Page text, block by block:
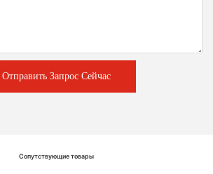
Отправить Запрос Сейчас
Сопутствующие товары